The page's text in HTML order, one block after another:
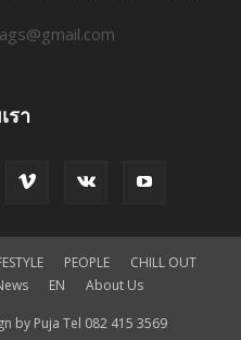
รา
PEOPLE
CHILL OUT
EN​ About Us
by Puja Tel 082 415 3569